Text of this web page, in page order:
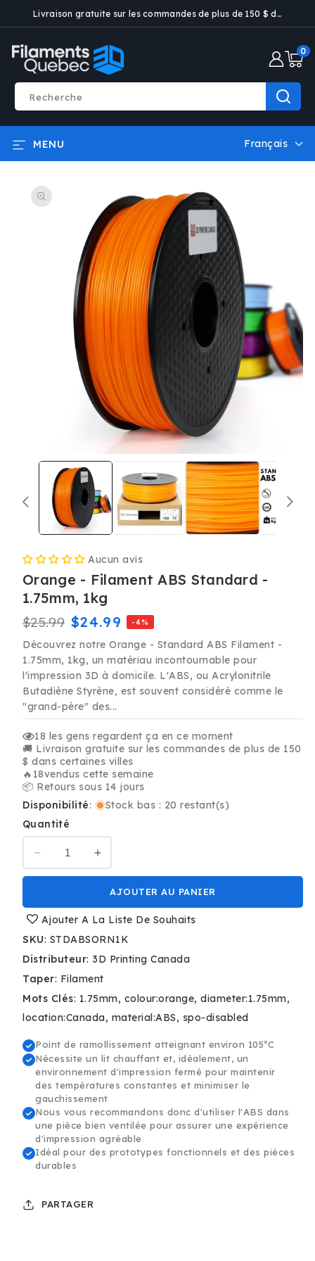
ET PASSER
CONTENU
Livraison gratuite sur les commandes de plus de 150 $ dans certaines villes
Recherche
0
0
MENU
L
a
Français
INFORMATIONS
PRODUITS
Ouvrir
dans
modale
Aucun avis
Orange - Filament ABS Standard -
1.75mm, 1kg
Prix
habituel
$25.99 Prix
promotionnel
$24.99 -4%
Découvrez notre Orange - Standard ABS Filament -
1.75mm, 1kg, un matériau incontournable pour
l'impression 3D à domicile. L'ABS, ou Acrylonitrile
Butadiène Styrène, est souvent considéré comme le
"grand-père" des...
18 les gens regardent ça en ce moment
🚚 Livraison gratuite sur les commandes de plus de 150
$ dans certaines villes
🔥 18vendus cette semaine
📦 Retours sous 14 jours
Disponibilité:
Stock bas : 20 restant(s)
Quantité
Réduire
la
Orange
-
Filament
ABS
Standard
-
1.75mm,
1kg
Augmenter
la
quantité
Orange
-
Filament
ABS
Standard
-
1.75mm,
1kg
AJOUTER AU PANIER
Ajouter A La Liste De Souhaits
SKU: STDABSORN1K
Distributeur: 3D Printing Canada
Taper: Filament
Mots Clés: 1.75mm colour:orange diameter:1.75mm
location:Canada material:ABS spo-disabled
Point de ramollissement atteignant environ 105ºC
Nécessite un lit chauffant et, idéalement, un
environnement d'impression fermé pour maintenir
des températures constantes et minimiser le
gauchissement
Nous vous recommandons donc d'utiliser l'ABS dans
une pièce bien ventilée pour assurer une expérience
d'impression agréable
Idéal pour des prototypes fonctionnels et des pièces
durables
PARTAGER